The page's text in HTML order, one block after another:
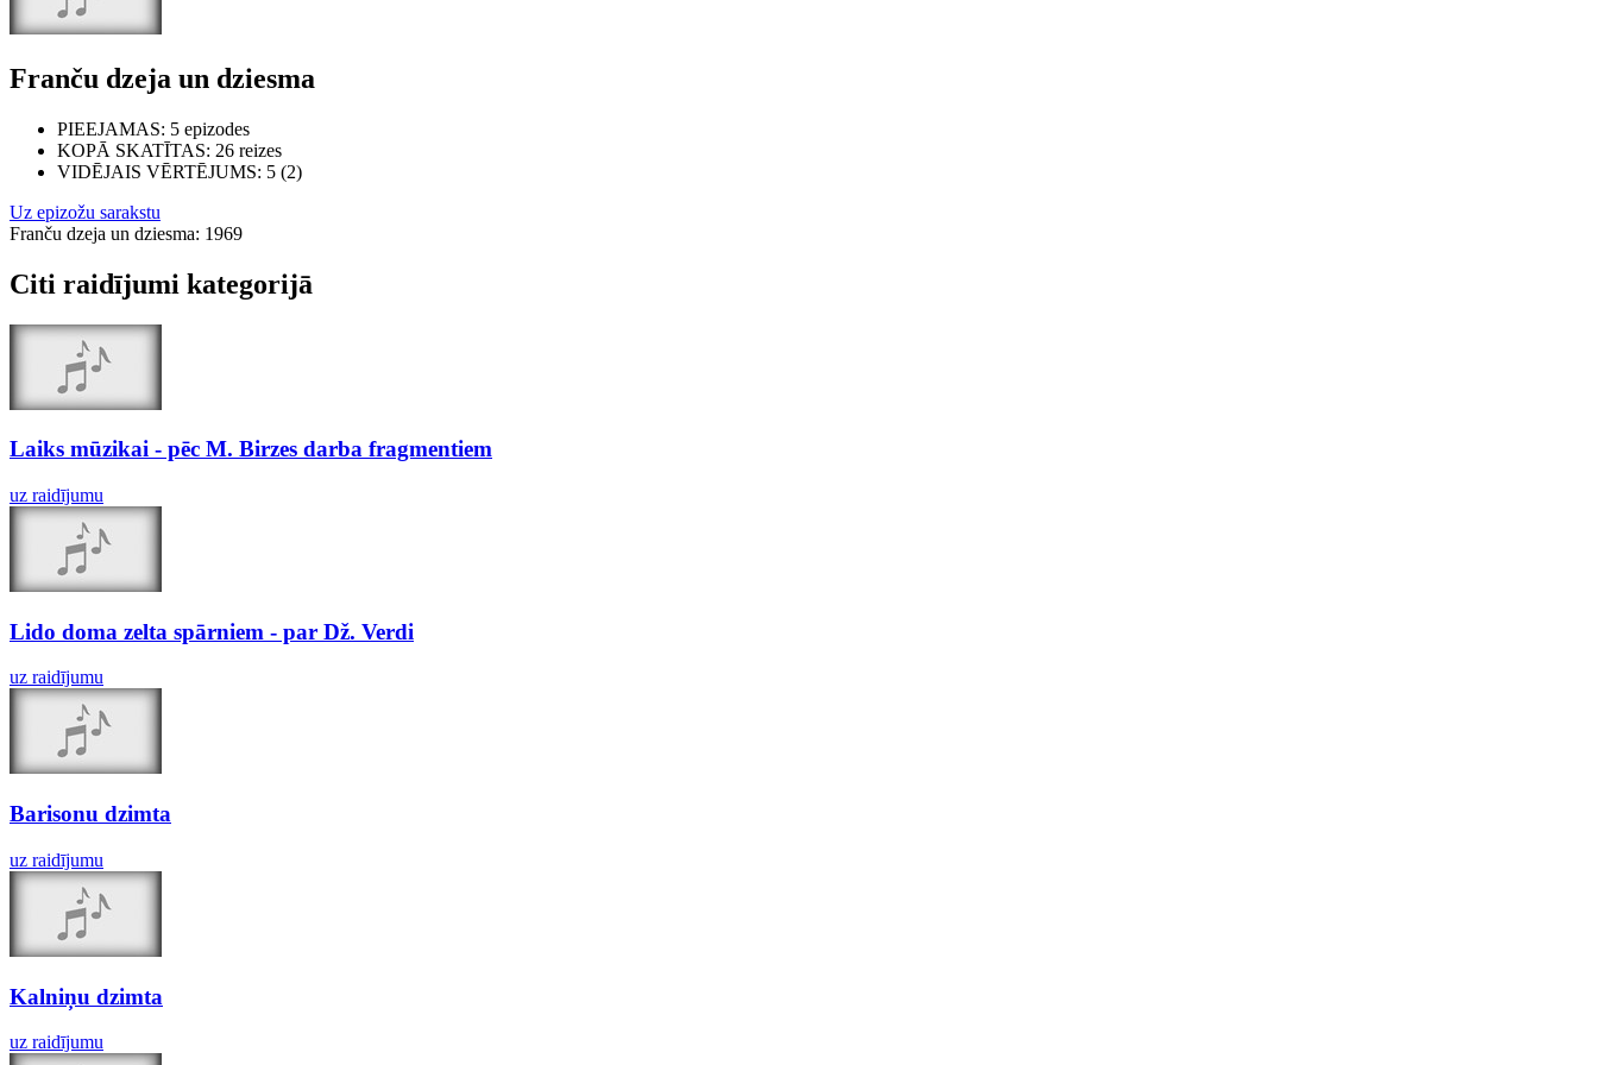
Franču dzeja un dziesma
PIEEJAMAS: 5 epizodes
KOPĀ SKATĪTAS: 26 reizes
VIDĒJAIS VĒRTĒJUMS: 5 (2)
Uz epizožu sarakstu
Franču dzeja un dziesma: 1969
Citi raidījumi kategorijā
Laiks mūzikai - pēc M. Birzes darba fragmentiem
uz raidījumu
Lido doma zelta spārniem - par Dž. Verdi
uz raidījumu
Barisonu dzimta
uz raidījumu
Kalniņu dzimta
uz raidījumu